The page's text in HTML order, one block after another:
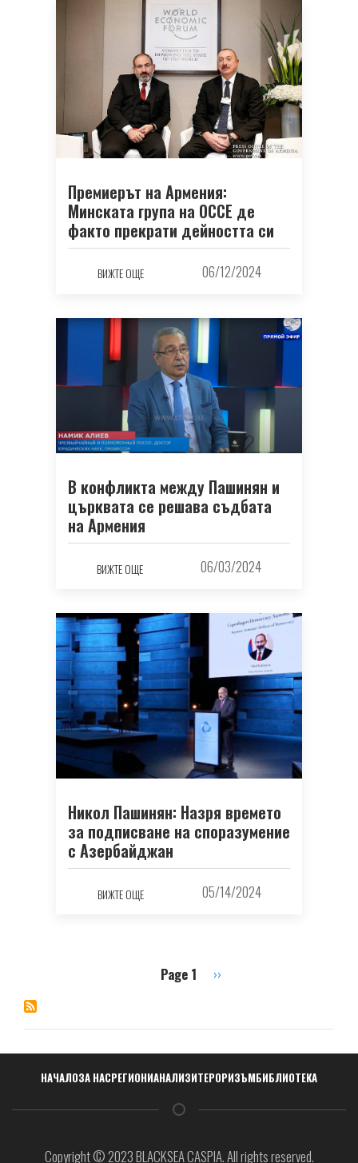
Премиерът на Армения:
Минската група на ОССЕ де
факто прекрати дейността си
ВИЖТЕ ОЩЕ 06/12/2024
В конфликта между Пашинян и
църквата се решава съдбата
на Армения
ВИЖТЕ ОЩЕ 06/03/2024
Никол Пашинян: Назря времето
за подписване на споразумение
с Азербайджан
ВИЖТЕ ОЩЕ 05/14/2024
Page 1
Next
››
Навигация
НАЧАЛОЗА НАСРЕГИОНИАНАЛИЗИТЕРОРИЗЪМБИБЛИОТЕКА
Copyright © 2023 BLACKSEA CASPIA. All rights reserved.